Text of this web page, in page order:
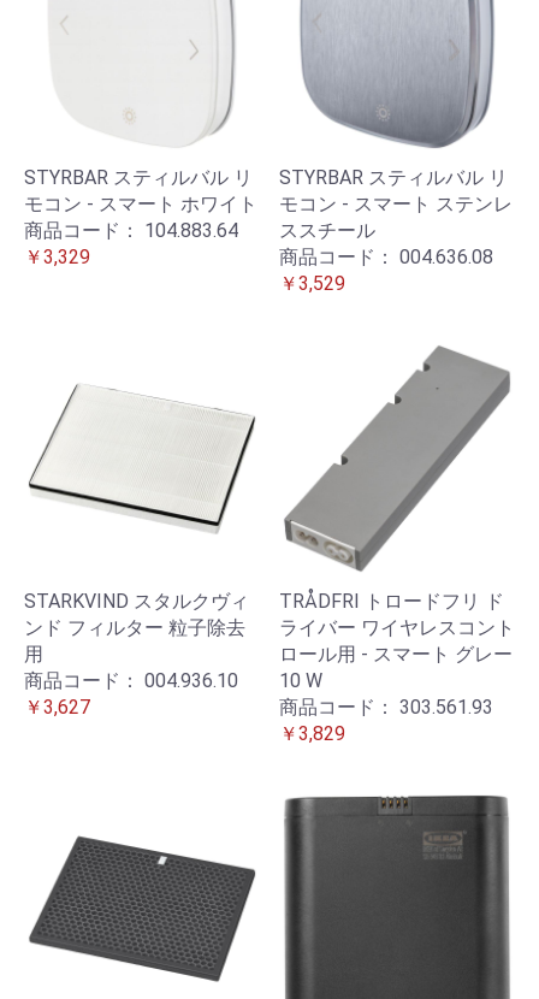
STYRBAR スティルバル リ
モコン - スマート ホワイト
商品コード： 104.883.64
￥3,329
STYRBAR スティルバル リ
モコン - スマート ステンレ
ススチール
商品コード： 004.636.08
￥3,529
STARKVIND スタルクヴィ
ンド フィルター 粒子除去
用
商品コード： 004.936.10
￥3,627
TRÅDFRI トロードフリ ド
ライバー ワイヤレスコント
ロール用 - スマート グレー
10 W
商品コード： 303.561.93
￥3,829